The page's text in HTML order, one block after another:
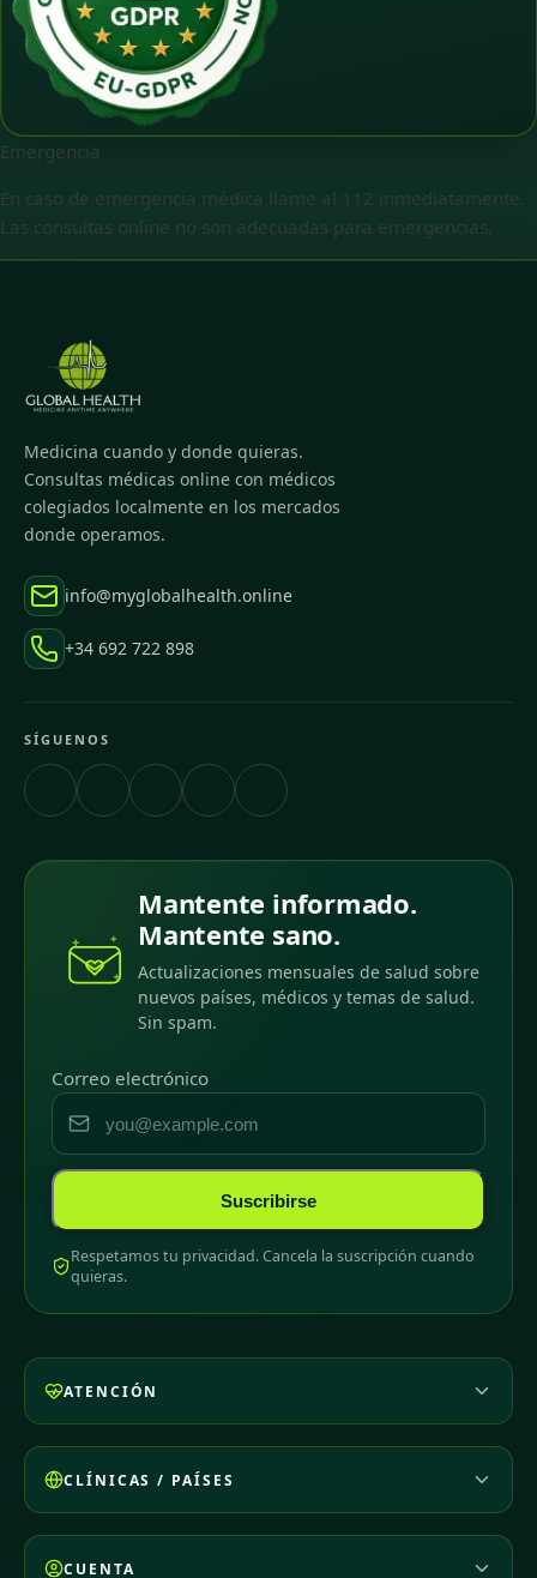
Emergencia
En caso de emergencia médica llame al 112 inmediatamente.
Las consultas online no son adecuadas para emergencias.
Medicina cuando y donde quieras.
Consultas médicas online con médicos
colegiados localmente en los mercados
donde operamos.
info@myglobalhealth.online
+34 692 722 898
SÍGUENOS
Mantente informado.
Mantente sano.
Actualizaciones mensuales de salud sobre
nuevos países, médicos y temas de salud.
Sin spam.
Correo electrónico
Suscribirse
Respetamos tu privacidad. Cancela la suscripción cuando
quieras.
ATENCIÓN
CLÍNICAS / PAÍSES
CUENTA